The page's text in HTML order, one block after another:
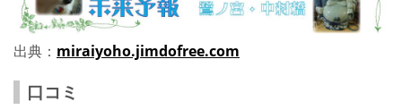
出典： miraiyoho.jimdofree.com
口コミ